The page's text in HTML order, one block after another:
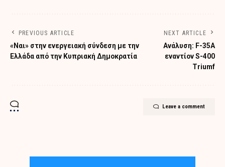
PREVIOUS ARTICLE
«Ναι» στην ενεργειακή σύνδεση με την
Ελλάδα από την Κυπριακή Δημοκρατία
NEXT ARTICLE
Ανάλυση: F-35A
εναντίον S-400
Triumf
Leave a comment